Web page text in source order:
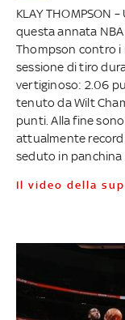
KLAY THOMPSON
questa annata
Thompson contro i
sessione di tiro
vertiginoso: 2.06
tenuto da Wilt
punti. Alla fine
attualmente
seduto in panchina
Il video della